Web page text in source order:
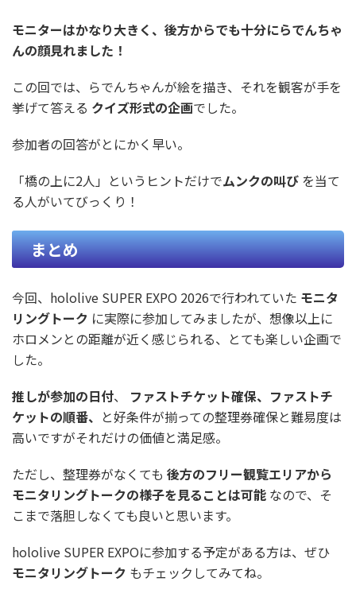
モニターはかなり大きく、後方からでも十分にらでんちゃ
んの顔見れました！
この回では、らでんちゃんが絵を描き、それを観客が手を
挙げて答える クイズ形式の企画でした。
参加者の回答がとにかく早い。
「橋の上に2人」というヒントだけでムンクの叫び を当て
る人がいてびっくり！
まとめ
今回、hololive SUPER EXPO 2026で行われていた モニタ
リングトーク に実際に参加してみましたが、想像以上に
ホロメンとの距離が近く感じられる、とても楽しい企画で
した。
推しが参加の日付、 ファストチケット確保、ファストチ
ケットの順番、 と好条件が揃っての整理券確保と難易度は
高いですがそれだけの価値と満足感。
ただし、整理券がなくても 後方のフリー観覧エリアから
モニタリングトークの様子を見ることは可能 なので、そ
こまで落胆しなくても良いと思います。
hololive SUPER EXPOに参加する予定がある方は、ぜひ
モニタリングトーク もチェックしてみてね。